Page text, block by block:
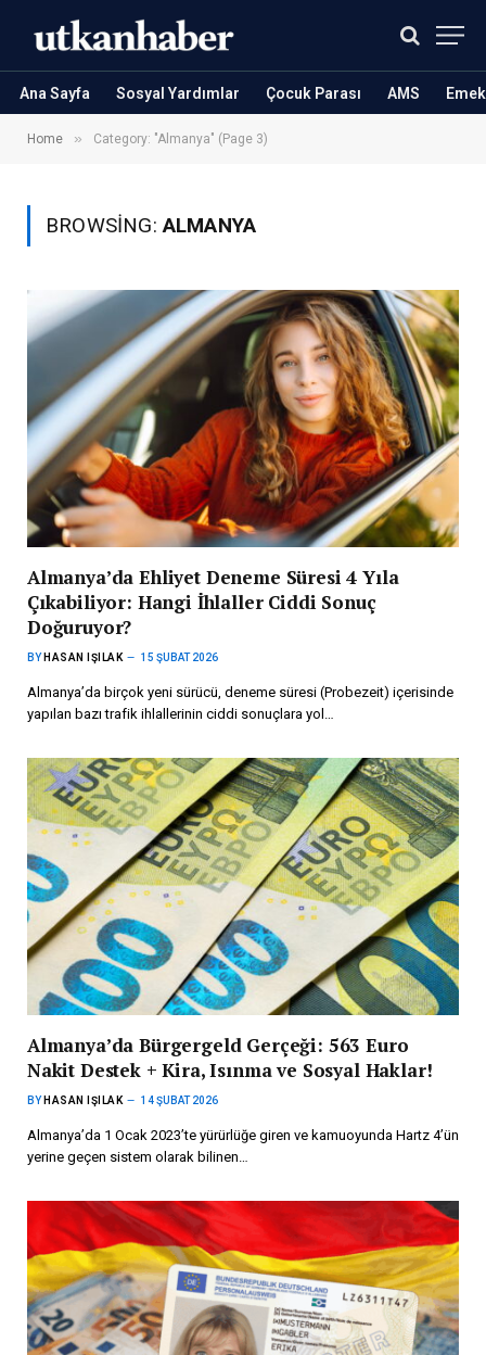
Ana Sayfa Sosyal Yardımlar Çocuk Parası AMS
Home » Category: "Almanya" (Page 3)
BROWSING:ALMANYA
Almanya’da Ehliyet Deneme Süresi 4 Yıla
Çıkabiliyor: Hangi İhlaller Ciddi Sonuç
Doğuruyor?
BY HASAN IŞILAK 15 ŞUBAT 2026
Almanya’da birçok yeni sürücü, deneme süresi (Probezeit) içerisinde
yapılan bazı trafik ihlallerinin ciddi sonuçlara yol…
Almanya’da Bürgergeld Gerçeği: 563 Euro
Nakit Destek + Kira, Isınma ve Sosyal Haklar!
BY HASAN IŞILAK 14 ŞUBAT 2026
Almanya’da 1 Ocak 2023’te yürürlüğe giren ve kamuoyunda Hartz 4’ün
yerine geçen sistem olarak bilinen…